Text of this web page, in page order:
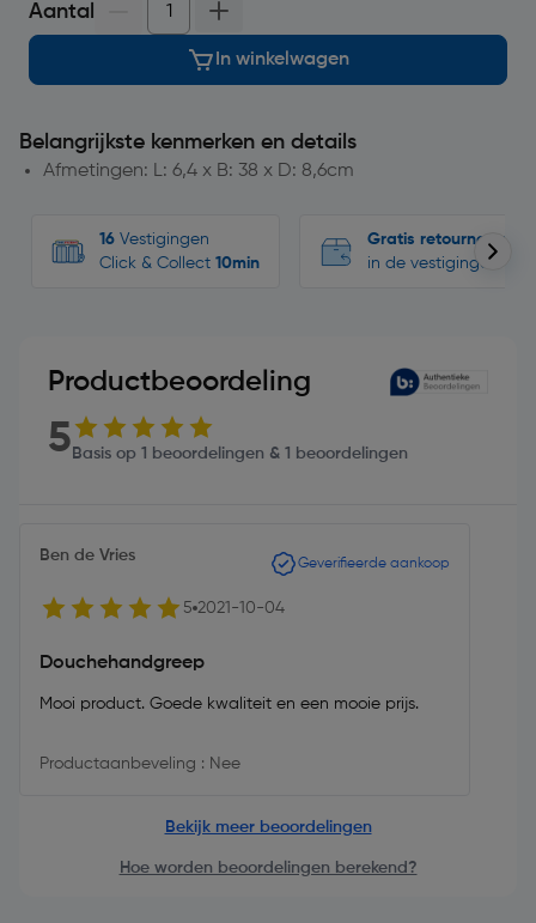
Aantal
In winkelwagen
Belangrijkste kenmerken en details
Afmetingen: L: 6,4 x B: 38 x D: 8,6cm
16 Vestigingen
Click & Collect 10min
Gratis retourneren
in de vestigingen
Productbeoordeling
5 Basis op 1 beoordelingen & 1 beoordelingen
Ben de Vries Geverifieerde aankoop
5 2021-10-04
Douchehandgreep
Mooi product. Goede kwaliteit en een mooie prijs.
Productaanbeveling : Nee
Bekijk meer beoordelingen
Hoe worden beoordelingen berekend?